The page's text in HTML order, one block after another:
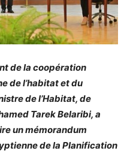
de la coopération
de l’habitat et du
de l’Habitat, de
Tarek Belaribi, a
un mémorandum
de la Planification